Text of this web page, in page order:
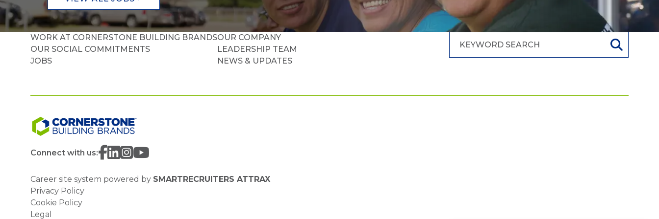
WORK AT CORNERSTONE BUILDING BRANDS
OUR SOCIAL COMMITMENTS
JOBS
OUR COMPANY
LEADERSHIP TEAM
NEWS & UPDATES
Connect with us:
Career site system powered by SMARTRECRUITERS ATTRAX
Privacy Policy
Cookie Policy
Legal